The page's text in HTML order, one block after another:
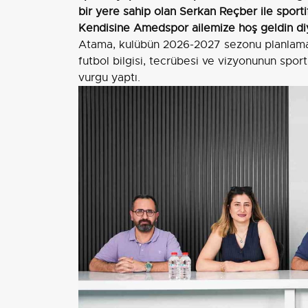
bir yere sahip olan Serkan Reçber ile
Kendisine Amedspor ailemize hoş geldin
Atama, kulübün 2026-2027 sezonu
futbol bilgisi, tecrübesi ve vizyonunun
vurgu yaptı.